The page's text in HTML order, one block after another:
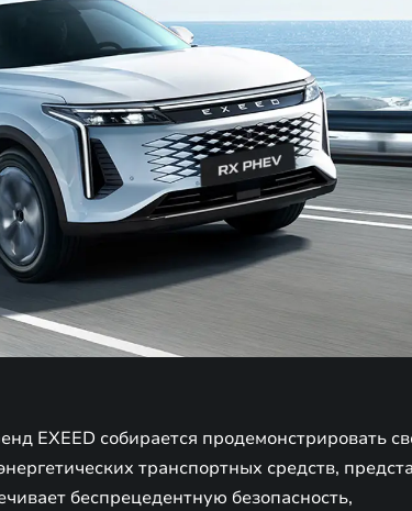
EXEED собирается продемонстрировать
транспортных средств,
беспрецедентную безопасность,